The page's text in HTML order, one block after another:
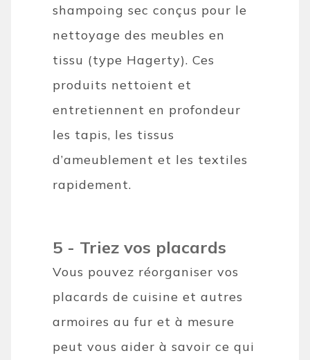
shampoing sec conçus pour le
nettoyage des meubles en
tissu (type Hagerty). Ces
produits nettoient et
entretiennent en profondeur
les tapis, les tissus
d’ameublement et les textiles
rapidement.
5 - Triez vos placards
Vous pouvez réorganiser vos
placards de cuisine et autres
armoires au fur et à mesure
peut vous aider à savoir ce qui